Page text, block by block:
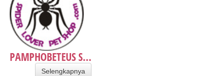
PAMPHOBETEUS S...
Selengkapnya